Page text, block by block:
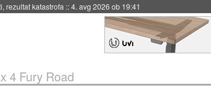
uporabo::4. avg 2026 ob 19:41
4 Fury Road